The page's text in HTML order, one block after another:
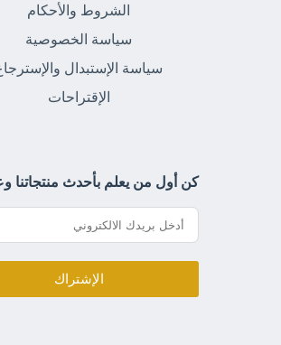
الشروط والأحكام
سياسة الخصوصية
سياسة الإستبدال
الإقتراحات
كن أول من يعلم بأحدث منتجاتنا
الإشتراك